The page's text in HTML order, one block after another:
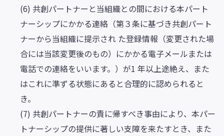
(6) 共創パートナーと当組織との間における本パート
ナーシップにかかる連絡（第３条に基づき共創パート
ナーから当組織に提示され た登録情報（変更された場
合には当該変更後のもの）にかかる電子メールまたは
電話での連絡をいいます。）が1 年以上途絶え、また
はこれに準ずる状態にあると合理的に認められると
き。
(7) 共創パートナーの責に帰すべき事由により、本パー
トナーシップの提供に著しい支障を来たすとき、また